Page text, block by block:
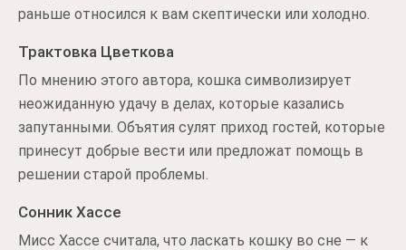
раньше относился к вам скептически или холодно.
Трактовка Цветкова
По мнению этого автора, кошка символизирует
неожиданную удачу в делах, которые казались
запутанными. Объятия сулят приход гостей, которые
принесут добрые вести или предложат помощь в
решении старой проблемы.
Сонник Хассе
Мисс Хассе считала, что ласкать кошку во сне — к